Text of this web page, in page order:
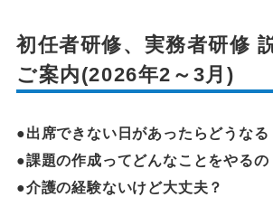
初任者研修、実務者研修
ご案内(2026年2～3月)
●出席できない日があったらどうなる
●課題の作成ってどんなことをやるの
●介護の経験ないけど大丈夫？